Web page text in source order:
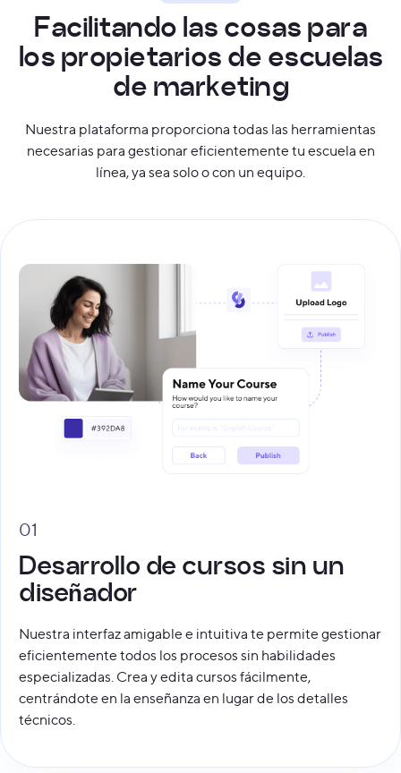
Faci itando as cosas para
os propietarios de escue as
de marketing
Nuestra plataforma proporciona todas las herramientas
necesarias para gestionar eficientemente tu escuela en
línea, ya sea solo o con un equipo.
01
Desarrollo de cursos sin un
diseñador
Nuestra interfaz amigable e intuitiva te permite gestionar
eficientemente todos los procesos sin habilidades
especializadas. Crea y edita cursos fácilmente,
centrándote en la enseñanza en lugar de los detalles
técnicos.